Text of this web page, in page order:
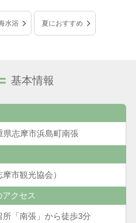
水浴 夏におすすめ
基本情報
志摩市浜島町南張
摩市観光協会）
クセス
「南張」から徒歩3分